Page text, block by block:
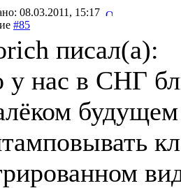
08.03.2011, 15:17
#85
писал(a):
у нас в СНГ